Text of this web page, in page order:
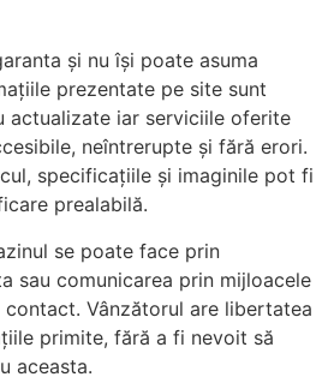
şi nu îşi poate asuma
prezentate pe site sunt
actualizate iar serviciile oferite
neîntrerupte şi fără erori.
specificaţiile şi imaginile pot fi
prealabilă.
se poate face prin
sau comunicarea prin mijloacele
Vânzătorul are libertatea
primite, fără a fi nevoit să
aceasta.